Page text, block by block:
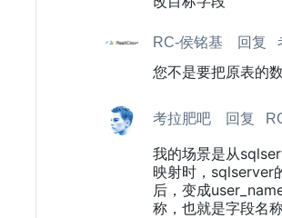
RC-侯铭基 回复
您不是要把原表的
考拉肥吧 回复
我的场景是从
映射时，sqlserver
后，变成
称，也就是字段名